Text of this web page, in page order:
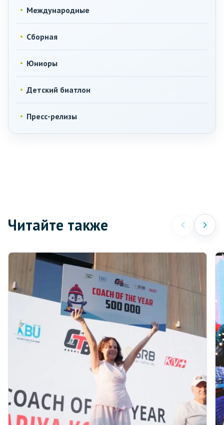
Международные
Сборная
Юниоры
Детский биатлон
Пресс-релизы
Читайте также